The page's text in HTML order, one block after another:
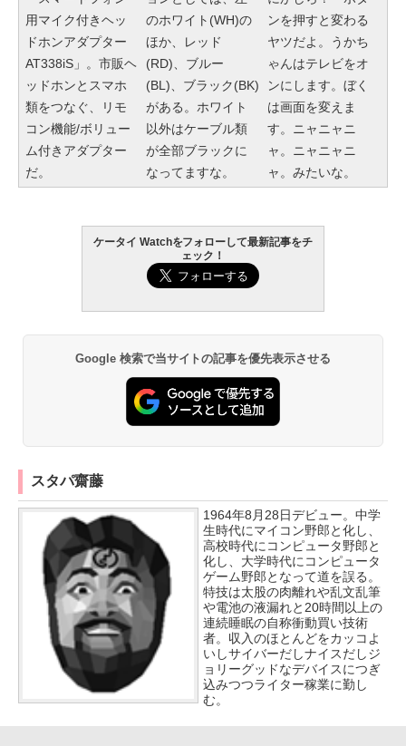
用マイク付きヘッ
ドホンアダプター
AT338iS」。市販ヘ
ッドホンとスマホ
類をつなぐ、リモ
コン機能/ボリュー
ム付きアダプター
だ。
のホワイト(WH)の
ほか、レッド
(RD)、ブルー
(BL)、ブラック(BK)
がある。ホワイト
以外はケーブル類
が全部ブラックに
なってますな。
ンを押すと変わる
ヤツだよ。うかち
ゃんはテレビをオ
ンにします。ぼく
は画面を変えま
す。ニャニャニ
ャ。ニャニャニ
ャ。みたいな。
ケータイ Watchをフォローして最新記事をチ
ェック！
Google 検索で当サイトの記事を優先表示させる
スタパ齋藤
1964年8月28日デビュー。中学
生時代にマイコン野郎と化し、
高校時代にコンピュータ野郎と
化し、大学時代にコンピュータ
ゲーム野郎となって道を誤る。
特技は太股の肉離れや乱文乱筆
や電池の液漏れと20時間以上の
連続睡眠の自称衝動買い技術
者。収入のほとんどをカッコよ
いしサイバーだしナイスだしジ
ョリーグッドなデバイスにつぎ
込みつつライター稼業に勤し
む。